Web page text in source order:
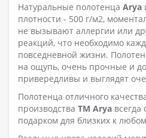
Натуральные полотенца Arya
плотности - 500 г/м2,
не вызывают аллергии или
реакций, что необходимо
повседневной жизни.
на ощупь, очень прочные и
привередливы и выглядят
Полотенца отличного
производства ТМ Arya всегда
подарком для близких к